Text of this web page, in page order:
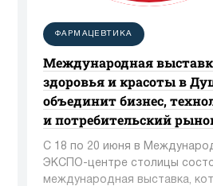
ФАРМАЦЕВТИКА
Международная
здоровья и красоты в
объединит бизнес,
и потребительский
С 18 по 20 июня в
ЭКСПО-центре столицы
международная выставка,